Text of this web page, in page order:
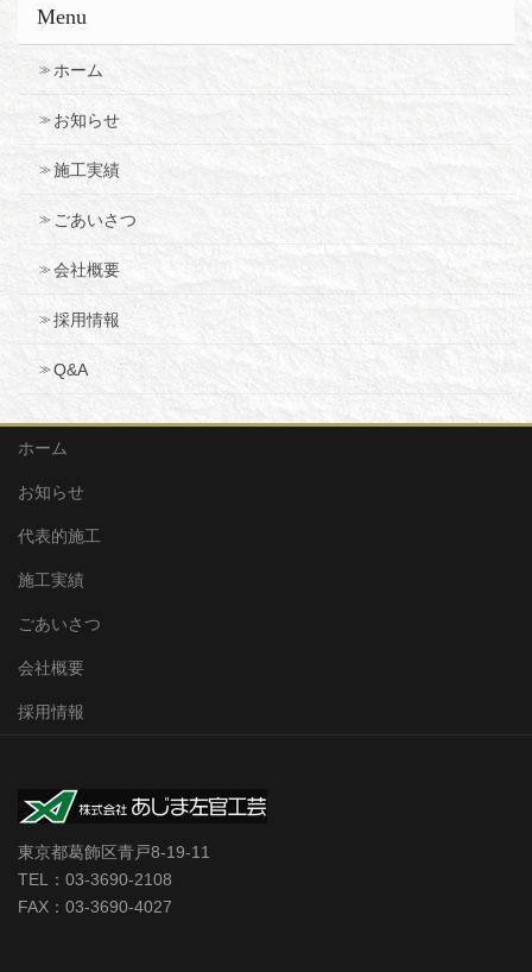
Menu
ホーム
お知らせ
施工実績
ごあいさつ
会社概要
採用情報
Q&A
ホーム
お知らせ
代表的施工
施工実績
ごあいさつ
会社概要
採用情報
東京都葛飾区青戸8-19-11
TEL：03-3690-2108
FAX：03-3690-4027